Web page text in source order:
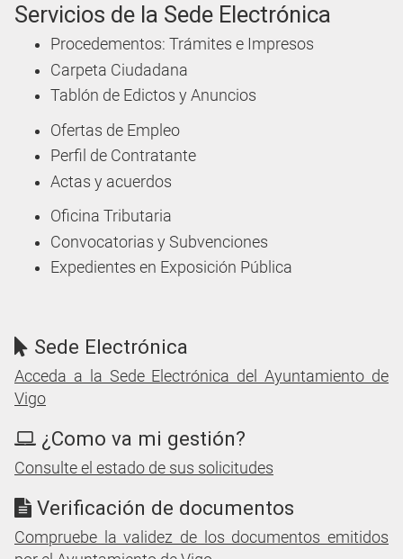
Servicios de la Sede Electrónica
Procedementos: Trámites e Impresos
Carpeta Ciudadana
Tablón de Edictos y Anuncios
Ofertas de Empleo
Perfil de Contratante
Actas y acuerdos
Oficina Tributaria
Convocatorias y Subvenciones
Expedientes en Exposición Pública
Sede Electrónica
Acceda a la Sede Electrónica del Ayuntamiento de
Vigo
¿Como va mi gestión?
Consulte el estado de sus solicitudes
Verificación de documentos
Compruebe la validez de los documentos emitidos